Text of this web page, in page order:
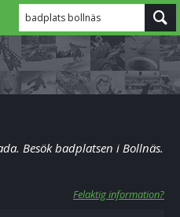
badplats bollnäs
Besök badplatsen i Bollnäs.
Felaktig information?